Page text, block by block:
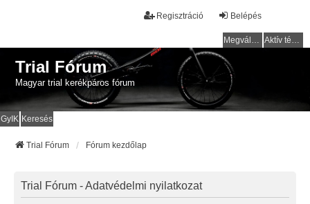
Belépés
Regisztráció
Megválaszolatlan témák Aktív témák
Trial Fórum
Magyar trial kerékpáros fórum
GyIK Keresés
Trial Fórum Fórum kezdőlap
Trial Fórum - Adatvédelmi nyilatkozat